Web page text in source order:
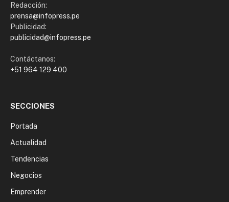
Redacción:
prensa@infopress.pe
Publicidad:
publicidad@infopress.pe
Contáctanos:
+51 964 129 400
SECCIONES
Portada
Actualidad
Tendencias
Negocios
Emprender